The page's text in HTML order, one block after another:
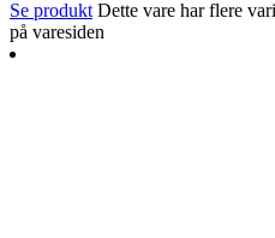
Se produkt Dette vare har flere
på varesiden